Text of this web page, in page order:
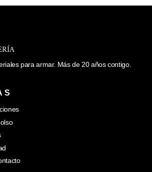
para armar. Más de 20 años contigo.